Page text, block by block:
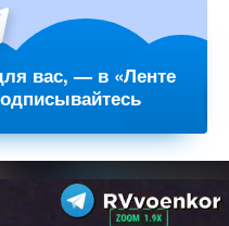
вас, — в «Ленте